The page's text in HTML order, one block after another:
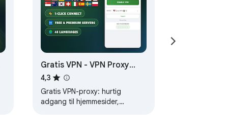
our secure servers.
Gratis VPN - VPN Proxy
AnonVPN
4,3
Gratis VPN-proxy: hurtig
adgang til hjemmesider,